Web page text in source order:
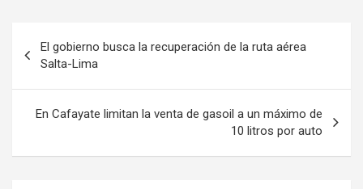
k
p
ail
tir
de
entradas
El gobierno busca la recuperación de la ruta aérea
Salta-Lima
En Cafayate limitan la venta de gasoil a un máximo de
10 litros por auto